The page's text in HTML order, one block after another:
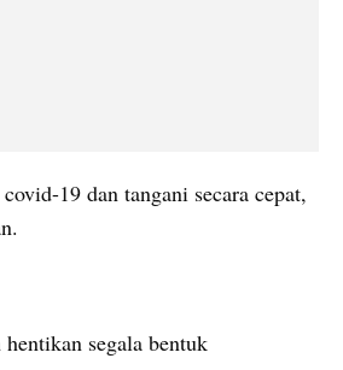
19 dan tangani secara cepat,
segala bentuk